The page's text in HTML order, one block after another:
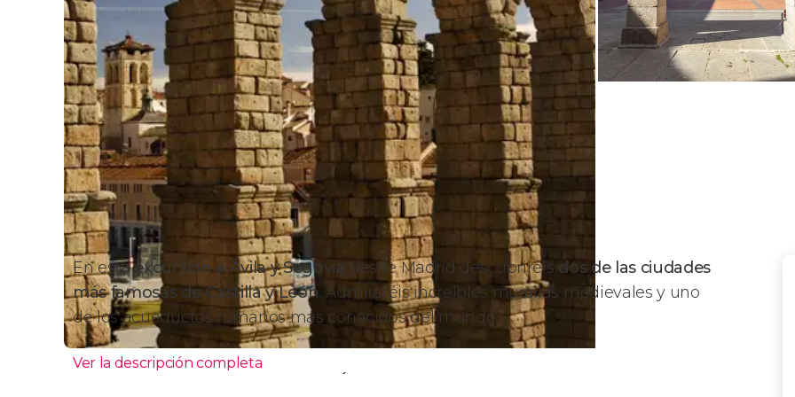
En estaexcursión a Ávila y Segovia desde Madrid descubriréis dos de las ciudades
más famosas de Castilla y León. Admiraréis increíbles murallas medievales y uno
de los acueductos romanos más conocidos del mundo.
Ver la descripción completa